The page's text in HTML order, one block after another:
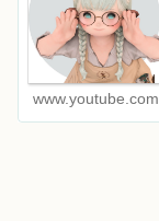
www.youtube.com